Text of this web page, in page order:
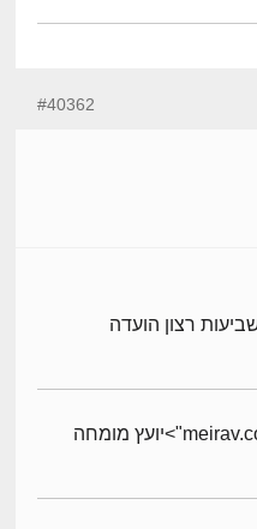
#40362
רצון הועדה
ארז מירב -meirav.com" target="_blank">יועץ מומחה